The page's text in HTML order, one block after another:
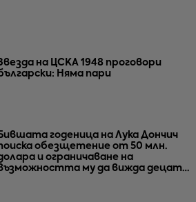
на ЦСКА 1948 проговори
Няма пари
Бившата годеница на Лука Дончич
обезщетение от 50 млн.
и ограничаване на
му да вижда децата